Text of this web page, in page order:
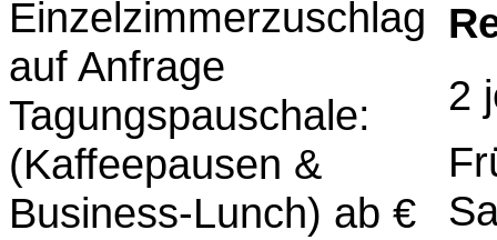
Einzelzimmerzuschlag
auf Anfrage
Tagungspauschale:
(Kaffeepausen &
Business-Lunch) ab €
2